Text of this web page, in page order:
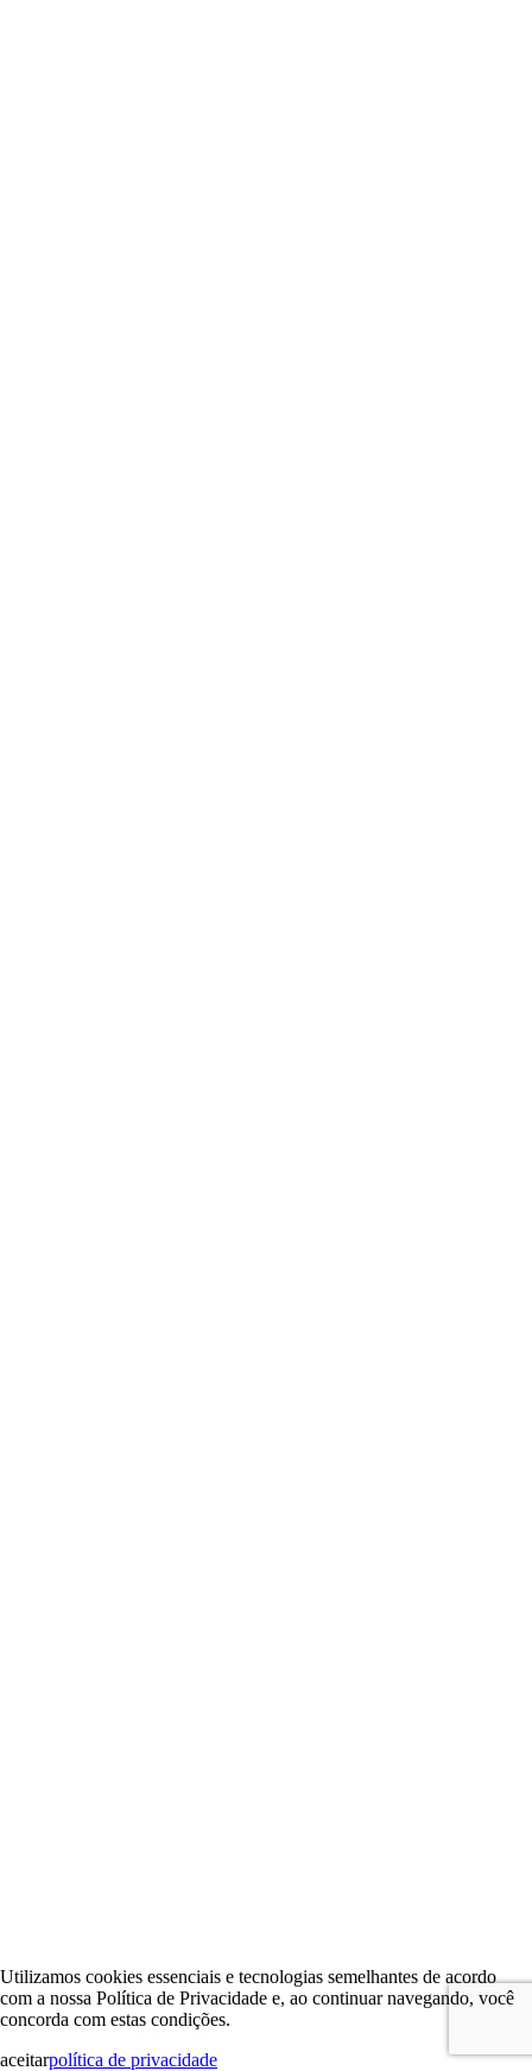
Utilizamos cookies essenciais e tecnologias semelhantes de acordo
com a nossa Política de Privacidade e, ao continuar navegando, você
concorda com estas condições.
aceitarpolítica de privacidade